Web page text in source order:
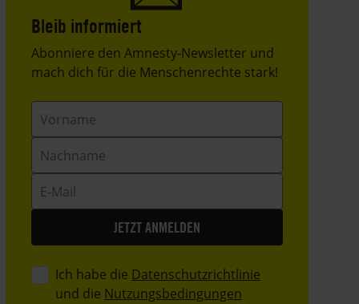
Bleib informiert
Header
Text
Abonniere den Amnesty-Newsletter und
mach dich für die Menschenrechte stark!
Mail
Ich habe die Datenschutzrichtlinie
und die Nutzungsbedingungen